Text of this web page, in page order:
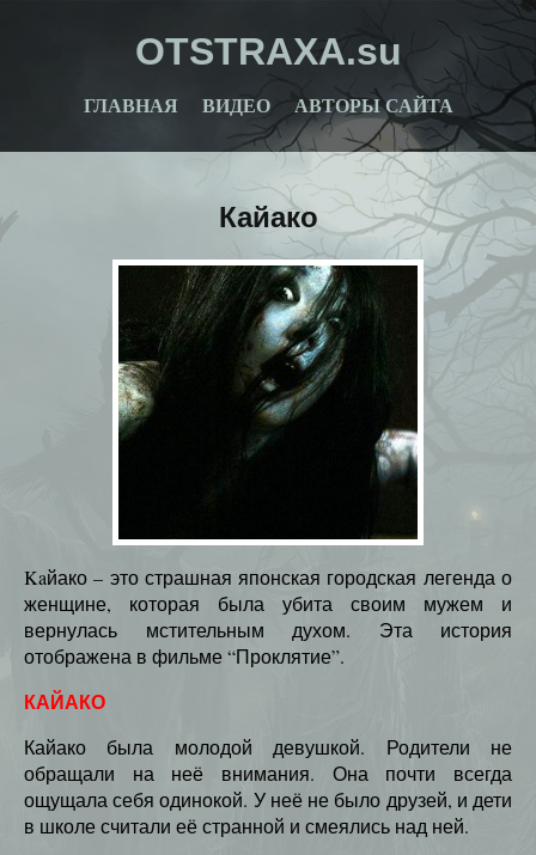
OTSTRAXA.su
ГЛАВНАЯ ВИДЕО АВТОРЫ САЙТА
Кайако
Kaйако – это страшная японская городская легенда о
женщине, которая была убита своим мужем и
вернулась мстительным духом. Эта история
отображена в фильме “Проклятие”.
КАЙАКО
Кайако была молодой девушкой. Родители не
обращали на неё внимания. Она почти всегда
ощущала себя одинокой. У неё не было друзей, и дети
в школе считали её странной и смеялись над ней.